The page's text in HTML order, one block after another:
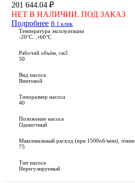
201 644.04 ₽
НЕТ В НАЛИЧИИ. ПОД ЗАКАЗ
Подробнее В 1 клик
Температура эксплуатации
-20°С...+60°С
Рабочий объём, см3
50
Вид насоса
Винтовой
Типоразмер насоса
40
Положение насоса
Одиночный
Максимальный расход (при 1500об/мин), л/мин
75
Тип насоса
Нерегулируемый